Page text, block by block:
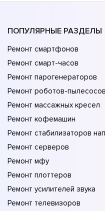
ПОПУЛЯРНЫЕ РАЗДЕЛЫ
Ремонт смартфонов
Ремонт смарт-часов
Ремонт парогенераторов
Ремонт роботов-пылесосов
Ремонт массажных кресел
Ремонт кофемашин
Ремонт стабилизаторов
Ремонт серверов
Ремонт мфу
Ремонт плоттеров
Ремонт усилителей звука
Ремонт телевизоров